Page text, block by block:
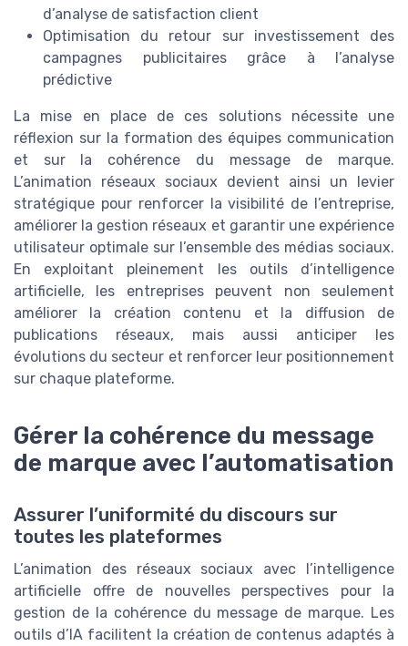
d’analyse de satisfaction client
Optimisation du retour sur investissement des
campagnes publicitaires grâce à l’analyse
prédictive
La mise en place de ces solutions nécessite une
réflexion sur la formation des équipes communication
et sur la cohérence du message de marque.
L’animation réseaux sociaux devient ainsi un levier
stratégique pour renforcer la visibilité de l’entreprise,
améliorer la gestion réseaux et garantir une expérience
utilisateur optimale sur l’ensemble des médias sociaux.
En exploitant pleinement les outils d’intelligence
artificielle, les entreprises peuvent non seulement
améliorer la création contenu et la diffusion de
publications réseaux, mais aussi anticiper les
évolutions du secteur et renforcer leur positionnement
sur chaque plateforme.
Gérer la cohérence du message
de marque avec l’automatisation
Assurer l’uniformité du discours sur
toutes les plateformes
L’animation des réseaux sociaux avec l’intelligence
artificielle offre de nouvelles perspectives pour la
gestion de la cohérence du message de marque. Les
outils d’IA facilitent la création de contenus adaptés à